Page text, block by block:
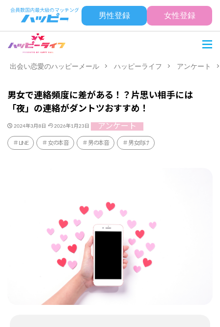
男性登録 女性登録
出会い恋愛のハッピーメール ハッピーライフ アンケート
男女で連絡頻度に差がある！？片思い相手には
「夜」の連絡がダントツおすすめ！
2024年3月8日 2026年1月23日 アンケート
LINE 女の本音 男の本音 男女向け